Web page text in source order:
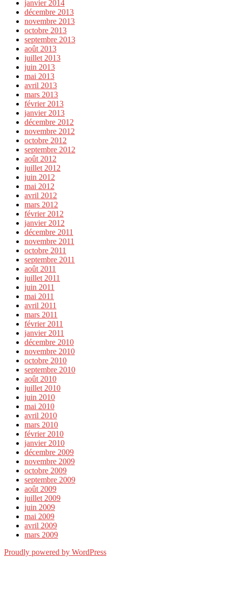
janvier 2014
décembre 2013
novembre 2013
octobre 2013
septembre 2013
août 2013
juillet 2013
juin 2013
mai 2013
avril 2013
mars 2013
février 2013
janvier 2013
décembre 2012
novembre 2012
octobre 2012
septembre 2012
août 2012
juillet 2012
juin 2012
mai 2012
avril 2012
mars 2012
février 2012
janvier 2012
décembre 2011
novembre 2011
octobre 2011
septembre 2011
août 2011
juillet 2011
juin 2011
mai 2011
avril 2011
mars 2011
février 2011
janvier 2011
décembre 2010
novembre 2010
octobre 2010
septembre 2010
août 2010
juillet 2010
juin 2010
mai 2010
avril 2010
mars 2010
février 2010
janvier 2010
décembre 2009
novembre 2009
octobre 2009
septembre 2009
août 2009
juillet 2009
juin 2009
mai 2009
avril 2009
mars 2009
Proudly powered by WordPress